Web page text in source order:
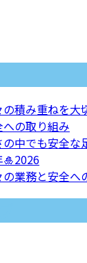
の積み重ねを大
への取り組み
の中でも安全な
🎍2026
の業務と安全へ